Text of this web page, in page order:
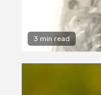
3 min read